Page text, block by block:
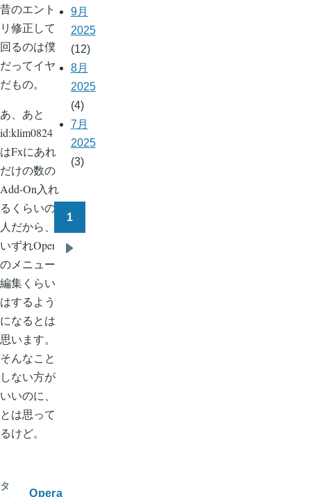
昔のエント
リ修正して
回るのは僕
だってイヤ
だもの。
あ、あと
id:klim0824
はFxにあれ
だけの数の
Add-On入れ
るくらいの
人だから、
いずれOpera
のメニュー
編集くらい
はするよう
になるとは
思います。
そんなこと
しない方が
いいのに、
とは思って
るけど。
タ
Opera
9月
2025
(12)
8月
2025
(4)
7月
2025
(3)
ー
ジ
送
1